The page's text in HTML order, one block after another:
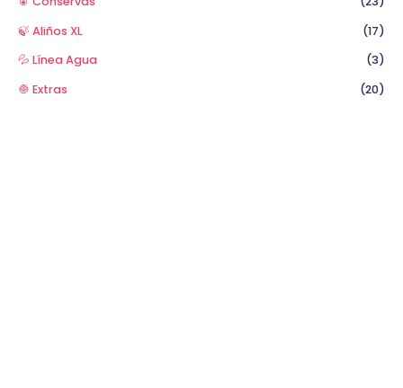
🍃 Aliños XL
(17)
💦 Línea Agua
(3)
🧅 Extras
(20)